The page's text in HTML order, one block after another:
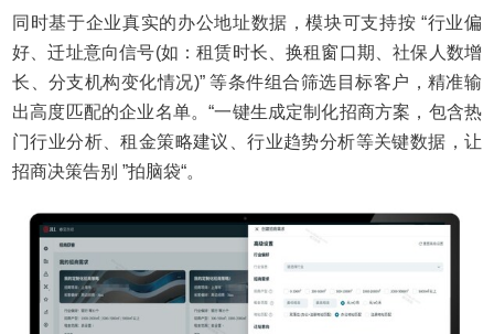
同时基于企业真实的办公地址数据，模块可支持按 “行业偏
好、迁址意向信号(如：租赁时长、换租窗口期、社保人数增
长、分支机构变化情况)” 等条件组合筛选目标客户，精准输
出高度匹配的企业名单。“一键生成定制化招商方案，包含热
门行业分析、租金策略建议、行业趋势分析等关键数据，让
招商决策告别 ”拍脑袋“。